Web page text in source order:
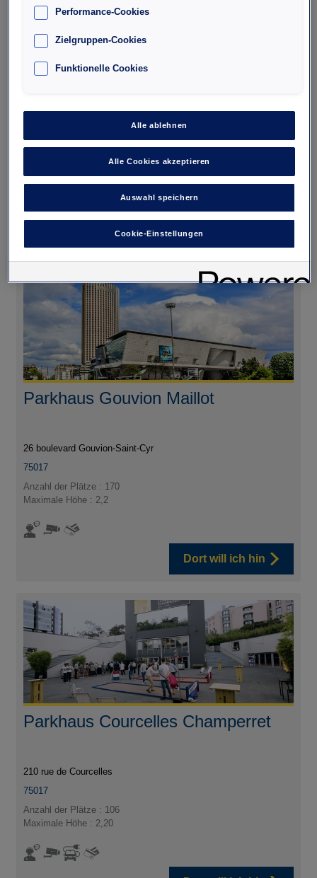
Parkhaus Wagram - Arc de
75017
Anzahl der Plätze : 376
Maximale Höhe : 1,9
Dort will ich hin
Parkhaus Gouvion Maillot
26 boulevard Gouvion-Saint-Cyr
75017
Anzahl der Plätze : 170
Maximale Höhe : 2,2
Dort will ich hin
Parkhaus Courcelles Champerret
210 rue de Courcelles
75017
Anzahl der Plätze : 106
Maximale Höhe : 2,20
Performance-Cookies
Zielgruppen-Cookies
Funktionelle Cookies
Alle ablehnen
Alle Cookies akzeptieren
Auswahl speichern
Cookie-Einstellungen